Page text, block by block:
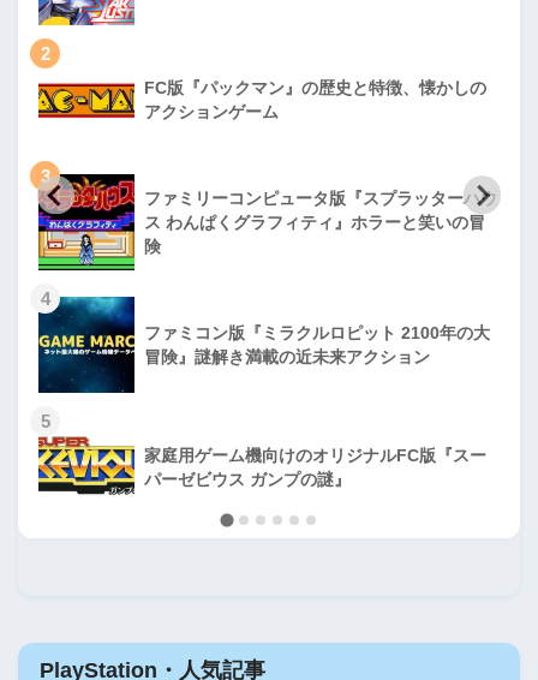
2
FC版『パックマン』の歴史と特徴、懐かしの
アクションゲーム
3
ファミリーコンピュータ版『スプラッターハウ
ス わんぱくグラフィティ』ホラーと笑いの冒
険
4
ファミコン版『ミラクルロピット 2100年の大
冒険』謎解き満載の近未来アクション
5
家庭用ゲーム機向けのオリジナルFC版『スー
パーゼビウス ガンプの謎』
PlayStation・人気記事